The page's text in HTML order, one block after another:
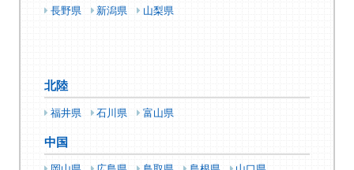
長野県 新潟県 山梨県
北陸
福井県 石川県 富山県
中国